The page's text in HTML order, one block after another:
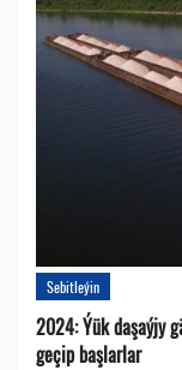
Sebitleýin
2024: Ýük daşaýjy
geçip başlarlar